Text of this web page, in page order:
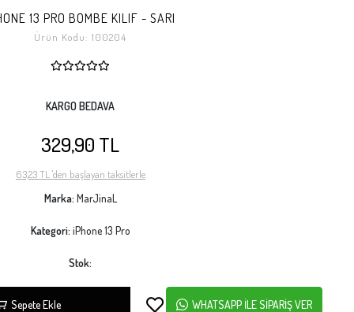
13 PRO BOMBE KILIF - SARI
Ürün Kodu:100204
KARGO BEDAVA
329,90 TL
63,23 TL 'den başlayan taksitlerle
Marka: MarJinaL
Kategori: iPhone 13 Pro
Stok:
Sepete Ekle WHATSAPP İLE SİPARİŞ VER